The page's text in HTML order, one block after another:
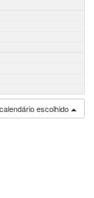
escolhido